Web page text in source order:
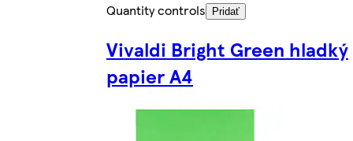
Quantity controls
Pridať
Vivaldi Bright Green hladký
papier A4